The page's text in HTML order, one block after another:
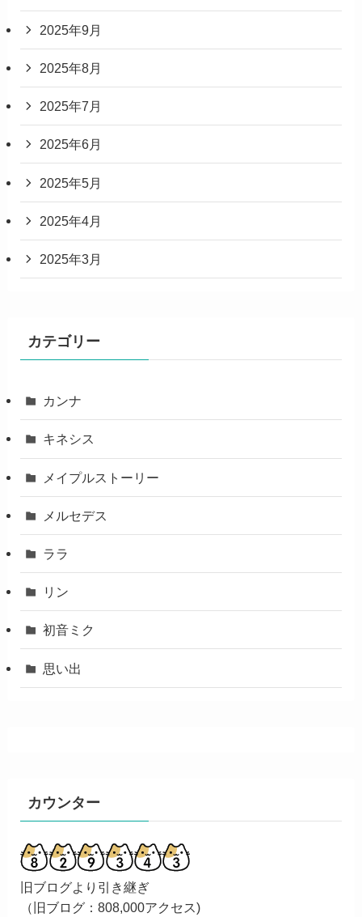
2025年9月
2025年8月
2025年7月
2025年6月
2025年5月
2025年4月
2025年3月
カテゴリー
カンナ
キネシス
メイプルストーリー
メルセデス
ララ
リン
初音ミク
思い出
カウンター
旧ブログより引き継ぎ
（旧ブログ：808,000アクセス)